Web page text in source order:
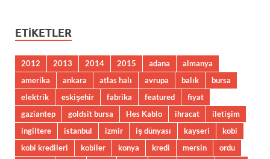
ETIKETLER
2012 2013 2014 2015 adana
almanya
amerika
ankara atlas halı avrupa balık
bursa
elektrik
eskişehir fabrika featured
fiyat
gaziantep
goldsit bursa Hes Kablo ihracat
iletişim
ingiltere
istanbul izmir iş dünyası kayseri
kobi
kobi kredileri
kobiler konya kredi mersin ordu